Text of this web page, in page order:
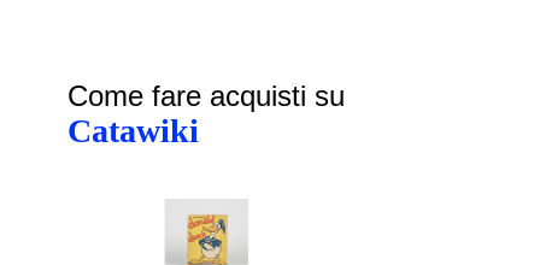
Come fare acquisti su
Catawiki